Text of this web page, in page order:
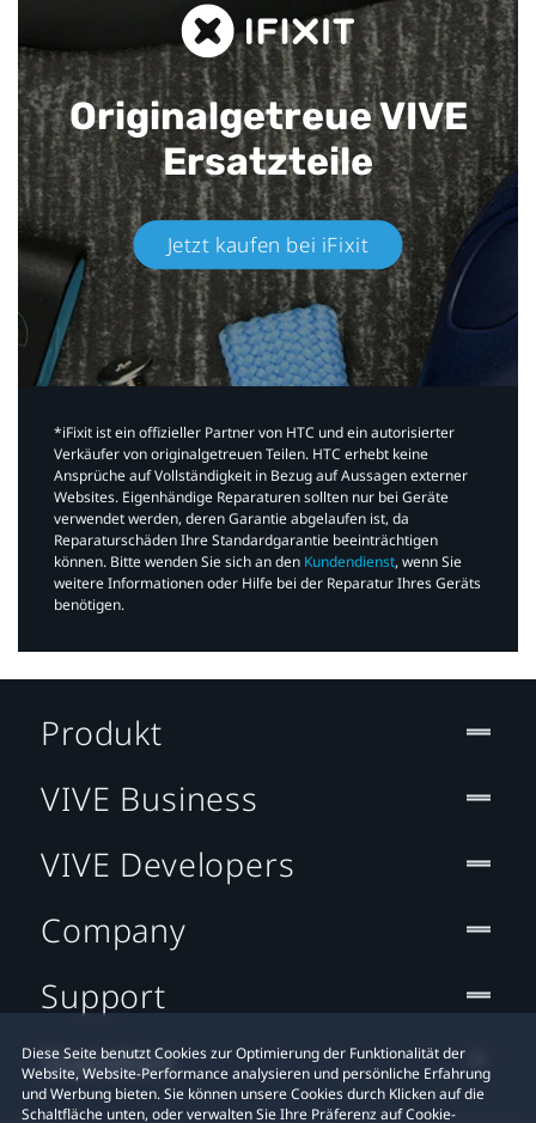
Originalgetreue VIVE
Ersatzteile
Jetzt kaufen bei iFixit​
*iFixit ist ein offizieller Partner von HTC und ein autorisierter
Verkäufer von originalgetreuen Teilen. HTC erhebt keine
Ansprüche auf Vollständigkeit in Bezug auf Aussagen externer
Websites. Eigenhändige Reparaturen sollten nur bei Geräte
verwendet werden, deren Garantie abgelaufen ist, da
Reparaturschäden Ihre Standardgarantie beeinträchtigen
können. Bitte wenden Sie sich an den Kundendienst, wenn Sie
weitere Informationen oder Hilfe bei der Reparatur Ihres Geräts
benötigen.​
Diese Seite benutzt Cookies zur Optimierung der Funktionalität der
Website, Website-Performance analysieren und persönliche Erfahrung
und Werbung bieten. Sie können unsere Cookies durch Klicken auf die
Schaltfläche unten, oder verwalten Sie Ihre Präferenz auf Cookie-
Produkt
VIVE Business
VIVE Developers
Company
Support
Standort